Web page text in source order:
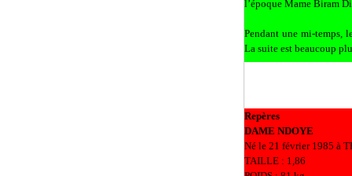
l’époque Mame Biram
Pendant une mi-temps,
La suite est beaucoup
Repères
DAME NDOYE
Né le 21 février 1985 à
TAILLE : 1,86